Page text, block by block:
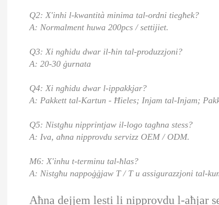
Q2: X'inhi l-kwantità minima tal-ordni tiegħek?
A: Normalment huwa 200pcs / settijiet.
Q3: Xi ngħidu dwar il-ħin tal-produzzjoni?
A: 20-30 ġurnata
Q4: Xi ngħidu dwar l-ippakkjar?
A: Pakkett tal-Kartun - Ħieles; Injam tal-Injam;
Q5: Nistgħu nipprintjaw il-logo tagħna stess?
A: Iva, aħna nipprovdu servizz OEM / ODM.
M6: X'inhu t-terminu tal-ħlas?
A: Nistgħu nappoġġjaw T / T u assigurazzjoni tal-
Aħna dejjem lesti li nipprovdu l-aħjar